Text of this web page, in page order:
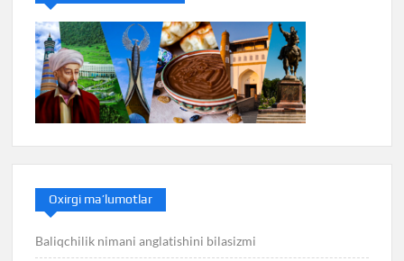
Oxirgi ma’lumotlar
Baliqchilik nimani anglatishini bilasizmi